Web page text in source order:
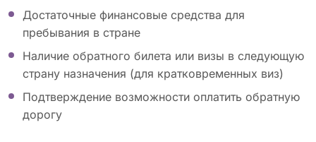
Достаточные финансовые средства для
пребывания в стране
Наличие обратного билета или визы в следующую
страну назначения (для кратковременных виз)
Подтверждение возможности оплатить обратную
дорогу